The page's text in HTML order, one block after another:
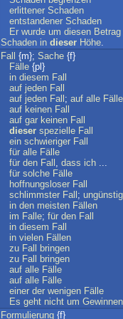
erlittener Schaden
entstandener Schaden
Er wurde um diesen Betrag
Schaden in dieser Höhe.
Fall {m}; Sache {f}
Fälle {pl}
in diesem Fall
auf jeden Fall
auf jeden Fall ; auf alle Fälle
auf keinen Fall
auf gar keinen Fall
dieser spezielle Fall
ein schwieriger Fall
für alle Fälle
für den Fall , dass ich ...
für solche Fälle
hoffnungsloser Fall
schlimmster Fall ;
in den meisten Fällen
im Falle; für den Fall
in diesem Fall
in vielen Fällen
zu Fall
bringen
zu Fall
bringen
auf alle Fälle
auf alle Fälle
einer der wenigen Fälle
Es geht nicht um Gewinnen
Formulierung {f}